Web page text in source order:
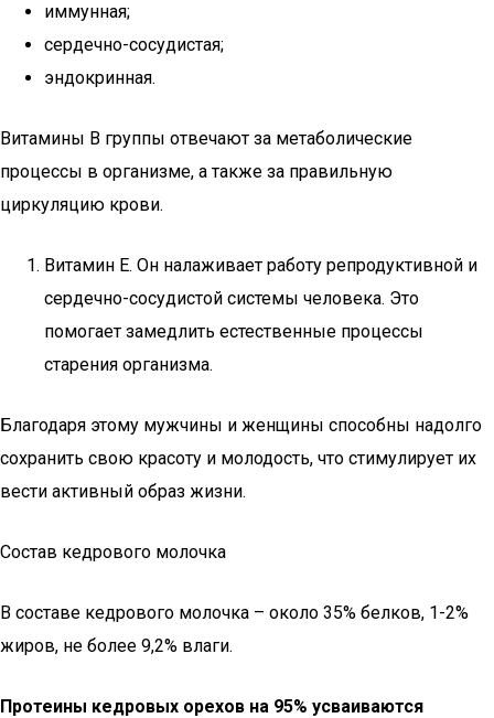
иммунная;
сердечно-сосудистая;
эндокринная.
Витамины В группы отвечают за метаболические
процессы в организме, а также за правильную
циркуляцию крови.
Витамин Е. Он налаживает работу репродуктивной и
сердечно-сосудистой системы человека. Это
помогает замедлить естественные процессы
старения организма.
Благодаря этому мужчины и женщины способны надолго
сохранить свою красоту и молодость, что стимулирует их
вести активный образ жизни.
Состав кедрового молочка
В составе кедрового молочка – около 35% белков, 1-2%
жиров, не более 9,2% влаги.
Протеины кедровых орехов на 95% усваиваются